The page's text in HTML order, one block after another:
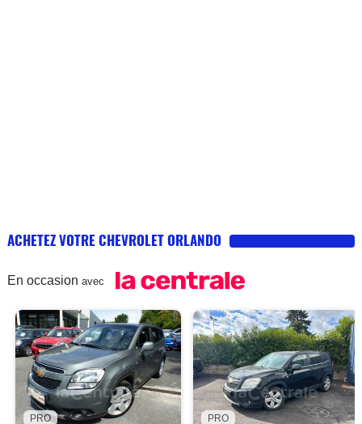
ACHETEZ VOTRE CHEVROLET ORLANDO
En occasion avec
PRO PRO